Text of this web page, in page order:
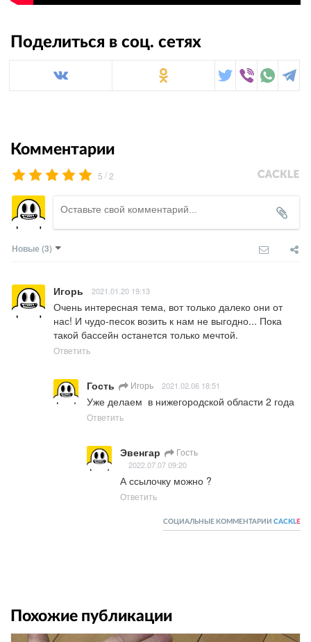
Поделиться в соц. сетях
Комментарии
5 /2
Новые (3)
Игорь 2021.01.20 19:13
Очень интересная тема, вот только далеко они от
нас! И чудо-песок возить к нам не выгодно... Пока
такой бассейн останется только мечтой.
Ответить
Гость Игорь 2021.02.06 18:51
Уже делаем  в нижегородской области 2 года
Ответить
Эвенгар Гость
2022.07.07 09:20
А ссылочку можно ?
Ответить
СОЦИАЛЬНЫЕ КОММЕНТАРИИ CACKL E
Похожие публикации